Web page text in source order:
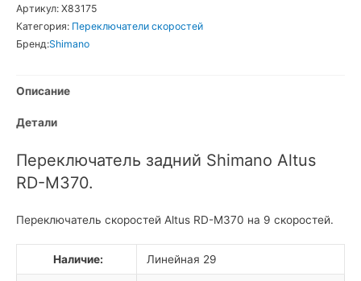
задний
Shimano
M370
9sp
Артикул: Х83175
Категория: Переключатели скоростей
Бренд:Shimano
Описание
Детали
Переключатель задний Shimano Altus
RD-M370.
Переключатель скоростей Altus RD-M370 на 9 скоростей.
Наличие: Линейная 29